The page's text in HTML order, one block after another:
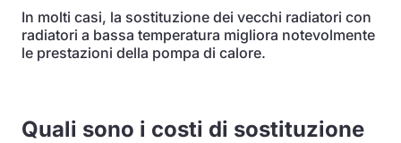
In molti casi, la sostituzione dei vecchi radiatori con
radiatori a bassa temperatura migliora notevolmente
le prestazioni della pompa di calore.
Quali sono i costi di sostituzione